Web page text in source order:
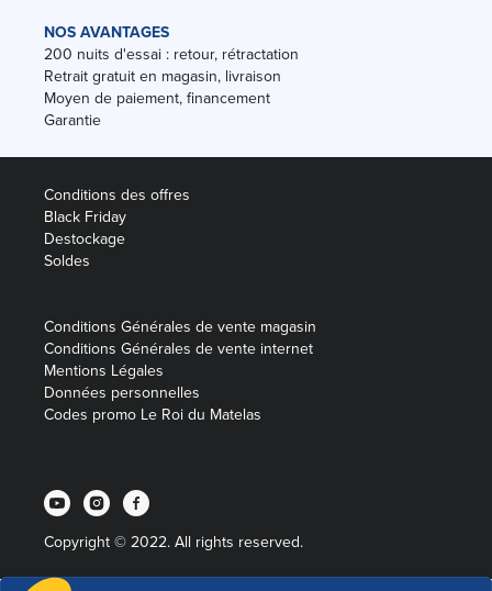
NOS AVANTAGES
200 nuits d'essai : retour, rétractation
Retrait gratuit en magasin, livraison
Moyen de paiement, financement
Garantie
Conditions des offres
Black Friday
Destockage
Soldes
Conditions Générales de vente magasin
Conditions Générales de vente internet
Mentions Légales
Données personnelles
Codes promo Le Roi du Matelas
Copyright © 2022. All rights reserved.